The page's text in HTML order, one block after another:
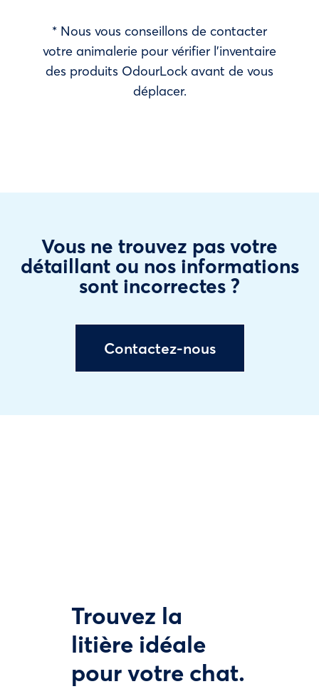
* Nous vous conseillons de contacter
votre animalerie pour vérifier l’inventaire
des produits OdourLock avant de vous
déplacer.
Vous ne trouvez pas votre
détaillant ou nos informations
sont incorrectes ?
Contactez-nous
Trouvez la
litière idéale
pour votre chat.